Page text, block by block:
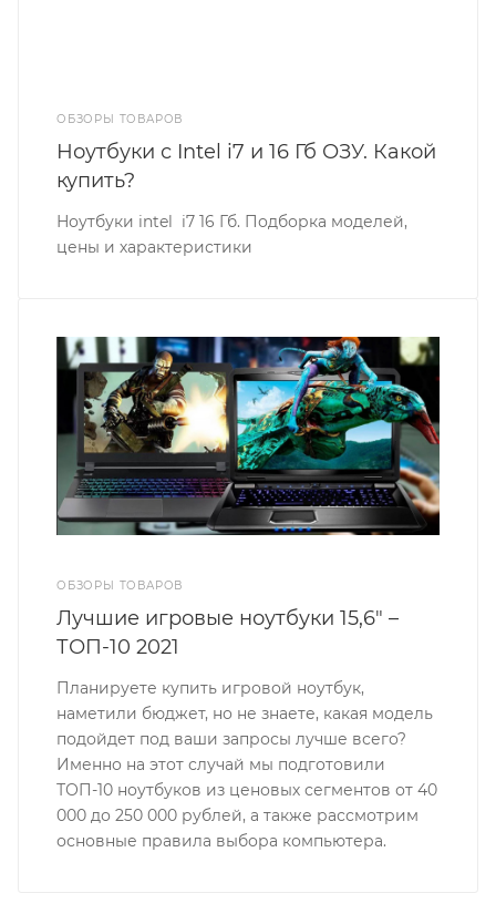
ОБЗОРЫ ТОВАРОВ
Ноутбуки с Intel i7 и 16 Гб ОЗУ. Какой
купить?
Ноутбуки intel i7 16 Гб. Подборка моделей,
цены и характеристики
ОБЗОРЫ ТОВАРОВ
Лучшие игровые ноутбуки 15,6" –
ТОП-10 2021
Планируете купить игровой ноутбук,
наметили бюджет, но не знаете, какая модель
подойдет под ваши запросы лучше всего?
Именно на этот случай мы подготовили
ТОП-10 ноутбуков из ценовых сегментов от 40
000 до 250 000 рублей, а также рассмотрим
основные правила выбора компьютера.